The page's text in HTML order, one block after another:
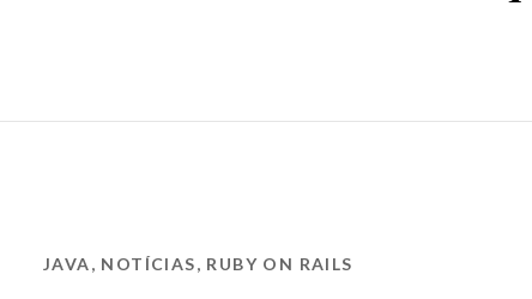
JAVA, NOTÍCIAS, RUBY ON RAILS